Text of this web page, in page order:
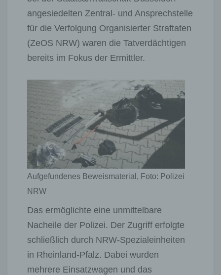
angesiedelten Zentral- und Ansprechstelle
für die Verfolgung Organisierter Straftaten
(ZeOS NRW) waren die Tatverdächtigen
bereits im Fokus der Ermittler.
Aufgefundenes Beweismaterial, Foto: Polizei
NRW
Das ermöglichte eine unmittelbare
Nacheile der Polizei. Der Zugriff erfolgte
schließlich durch NRW-Spezialeinheiten
in Rheinland-Pfalz. Dabei wurden
mehrere Einsatzwagen und das